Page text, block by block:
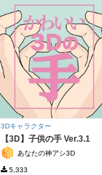
3Dキャラクター
【3D】子供の手 Ver.3.1
あなたの神アシ3D
5,333